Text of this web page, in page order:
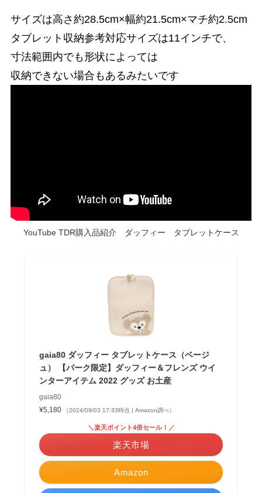
サイズは高さ約28.5cm×幅約21.5cm×マチ約2.5cm
タブレット収納参考対応サイズは11インチで、
寸法範囲内でも形状によっては
収納できない場合もあるみたいです
YouTube TDR購入品紹介 ダッフィー タブレットケース
gaia80 ダッフィー タブレットケース（ベージ
ュ） 【パーク限定】ダッフィー＆フレンズ ウイ
ンターアイテム 2022 グッズ お土産
gaia80
¥5,180
（2024/09/03 17:33時点 | Amazon調べ）
Amazon
＼楽天ポイント4倍セール！／
楽天市場